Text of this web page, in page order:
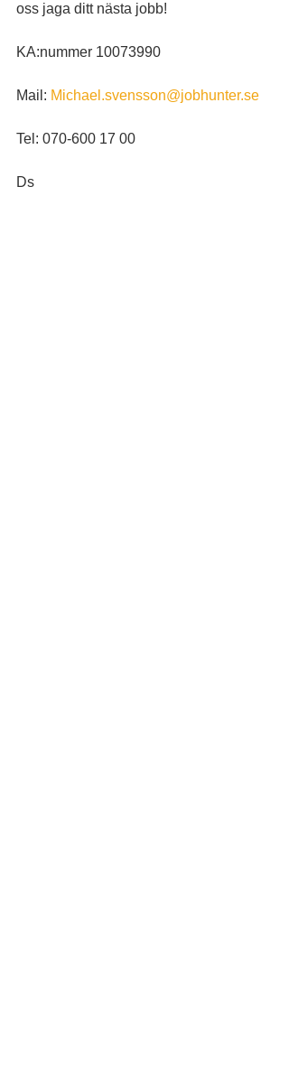
oss jaga ditt nästa jobb!
KA:nummer 10073990
Mail: Michael.svensson@jobhunter.se
Tel: 070-600 17 00
Ds